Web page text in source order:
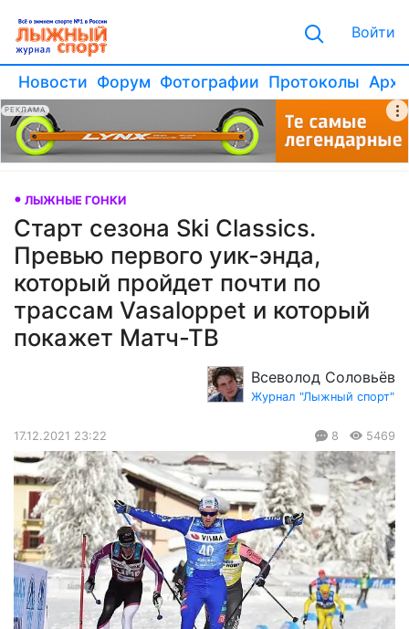
Войти
Новости Форум Фотографии Протоколы
РЕКЛАМА
ЛЫЖНЫЕ ГОНКИ
Старт сезона Ski Classics.
Превью первого уик-энда,
который пройдет почти по
трассам Vasaloppet и который
покажет Матч-ТВ
Всеволод Соловьёв
Журнал "Лыжный спорт"
17.12.2021 23:22 8 5469